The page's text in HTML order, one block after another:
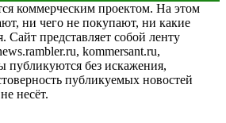
коммерческим проектом. На этом
ни чего не покупают, ни какие
Сайт представляет собой ленту
kommersant.ru,
публикуются без искажения,
публикуемых новостей
несёт.